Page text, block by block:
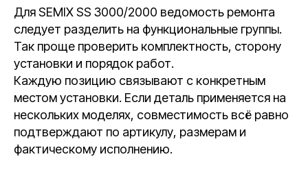
Для SEMIX SS 3000/2000 ведомость ремонта
следует разделить на функциональные группы.
Так проще проверить комплектность, сторону
установки и порядок работ.
Каждую позицию связывают с конкретным
местом установки. Если деталь применяется на
нескольких моделях, совместимость всё равно
подтверждают по артикулу, размерам и
фактическому исполнению.